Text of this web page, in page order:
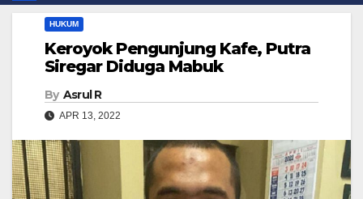
HUKUM
Keroyok Pengunjung Kafe, Putra
Siregar Diduga Mabuk
By Asrul R
APR 13, 2022